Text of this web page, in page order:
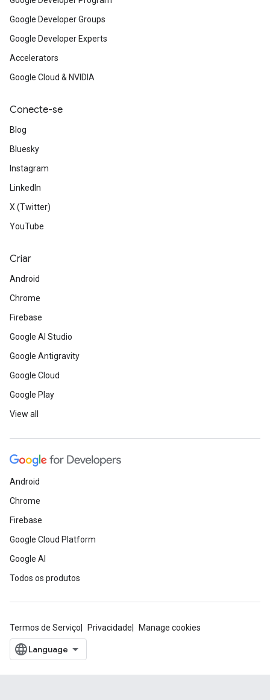
Google Developer Groups
Google Developer Experts
Accelerators
Google Cloud & NVIDIA
Conecte-se
Blog
Bluesky
Instagram
LinkedIn
X (Twitter)
YouTube
Criar
Android
Chrome
Firebase
Google AI Studio
Google Antigravity
Google Cloud
Google Play
View all
Android
Chrome
Firebase
Google Cloud Platform
Google AI
Todos os produtos
Termos de Serviço Privacidade Manage cookies